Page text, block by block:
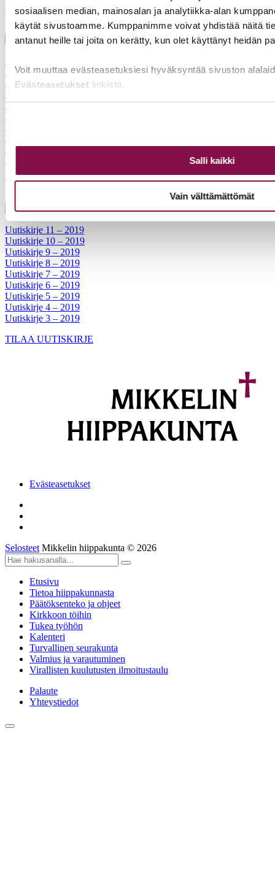
sosiaalisen median, mainosalan ja analytiikka-alan
käytät sivustoamme. Kumppanimme voivat yhdistää näitä
antanut heille tai joita on kerätty, kun olet käyttänyt heidän
Voit muuttaa evästeasetuksiesi hyväksyntää sivuston
Evästeasetuksetlinkistä.
Salli kaikki
Vain välttämättömät
Vuosi 2020
Avaa Sulje
Uutiskirje 10 – 2020
Uutiskirje 9 – 2020
Uutiskirje 8 – 2020
Uutiskirje 7 -2020
Uutiskirje 6 – 2020
Uutiskirje 5 – 2020
Uutiskirje 4 – 2020
Uutiskirje 3 – 2020
Uutiskirje 2 – 2020
Uutiskirje 1 – 2020
Vuosi 2019
Avaa Sulje
Uutiskirje 11 – 2019
Uutiskirje 10 – 2019
Uutiskirje 9 – 2019
Uutiskirje 8 – 2019
Uutiskirje 7 – 2019
Uutiskirje 6 – 2019
Uutiskirje 5 – 2019
Uutiskirje 4 – 2019
Uutiskirje 3 – 2019
TILAA UUTISKIRJE
Evästeasetukset
Selosteet Mikkelin hiippakunta © 2026
Etusivu
Tietoa hiippakunnasta
Päätöksenteko ja ohjeet
Kirkkoon töihin
Tukea työhön
Kalenteri
Turvallinen seurakunta
Valmius ja varautuminen
Virallisten kuulutusten ilmoitustaulu
Palaute
Yhteystiedot